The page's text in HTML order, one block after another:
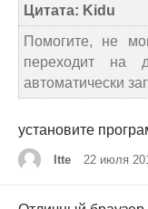
Цитата: Kidu
Помогите, не
переходит
автоматически
установите
Itte 22 июля